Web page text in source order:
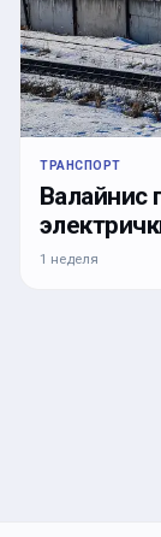
ТРАНСПОРТ
Валайнис
1 неделя